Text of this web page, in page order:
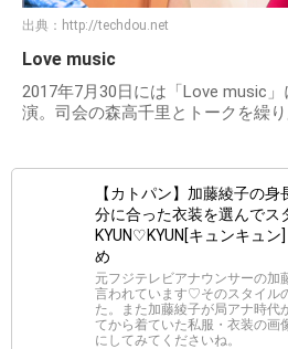
出典： http://techdou.net
Love music
2017年7月30日には「Love music
演。司会の森高千里とトークを繰り
【カトパン】加藤綾子の
分に合った衣装を選んでス
KYUN♡KYUN[キュンキュ
め
元フジテレビアナウンサーの加
言われています♡そのスタイル
た。また加藤綾子が局アナ時代
てから着ていた私服・衣装の画
にしてみてくださいね。